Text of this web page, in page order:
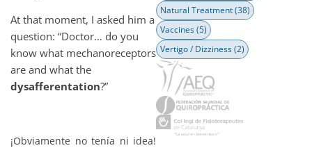
At that moment, I asked him a
question: “Doctor… do you
know what mechanoreceptors
are and what the
dysafferentation?”
¡Obviamente no tenía ni idea!
Natural Treatment(38)
Vaccines(5)
Vertigo / Dizziness(2)